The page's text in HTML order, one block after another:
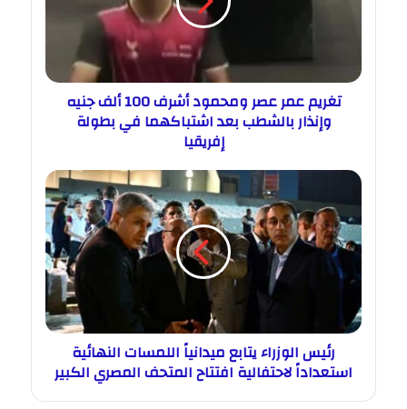
تغريم عمر عصر ومحمود أشرف 100 ألف جنيه
وإنذار بالشطب بعد اشتباكهما في بطولة
إفريقيا
رئيس الوزراء يتابع ميدانياً اللمسات النهائية
استعداداً لاحتفالية افتتاح المتحف المصري الكبير